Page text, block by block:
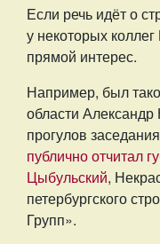
Если речь идёт о
у некоторых
прямой интерес.
Например, был
области
прогулов
публично отчитал
Цыбульский,
петербургского
Групп».